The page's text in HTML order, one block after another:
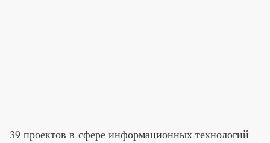
39 проектов в сфере информационных технологий